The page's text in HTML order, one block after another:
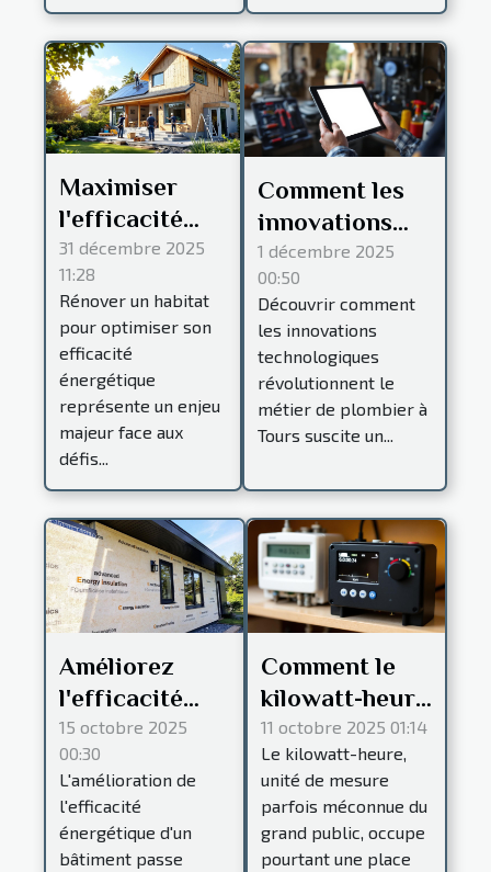
Maximiser
l'efficacité
énergétique
lors de la
rénovation
d'un habitat
31 décembre 2025
11:28
Rénover un habitat
pour optimiser son
efficacité
énergétique
représente un enjeu
majeur face aux
défis...
Comment les
innovations
technologiques
transforment-
elles les
services de
plombier à
Tours ?
1 décembre 2025
00:50
Découvrir comment
les innovations
technologiques
révolutionnent le
métier de plombier à
Tours suscite un...
Améliorez
l'efficacité
énergétique
grâce aux
nouvelles
techniques
d'isolation
15 octobre 2025
00:30
L'amélioration de
l'efficacité
énergétique d'un
bâtiment passe
Comment le
kilowatt-heure
façonne-t-il
notre
utilisation
quotidienne de
l'énergie ?
11 octobre 2025 01:14
Le kilowatt-heure,
unité de mesure
parfois méconnue du
grand public, occupe
pourtant une place